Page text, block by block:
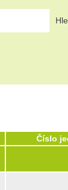
Číslo